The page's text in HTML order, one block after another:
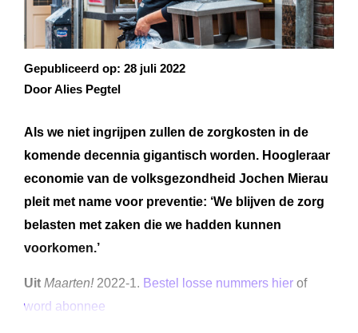
Gepubliceerd op: 28 juli 2022
Door Alies Pegtel
Als we niet ingrijpen zullen de zorgkosten in de
komende decennia gigantisch worden. Hoogleraar
economie van de volksgezondheid Jochen Mierau
pleit met name voor preventie: ‘We blijven de zorg
belasten met zaken die we hadden kunnen
voorkomen.’
Uit Maarten! 2022-1. Bestel losse nummers hier of
word abonnee